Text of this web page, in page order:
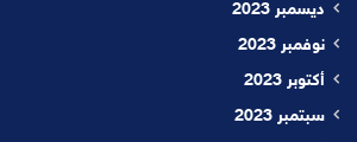
ديسمبر 2023
نوفمبر 2023
أكتوبر 2023
سبتمبر 2023